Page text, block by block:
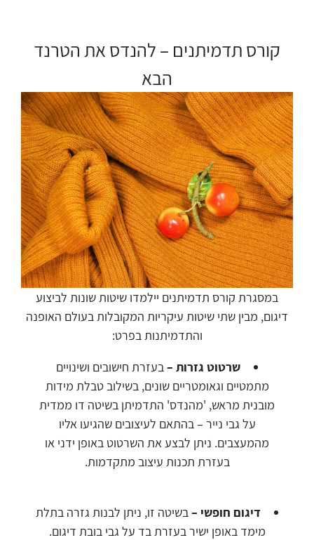
קורס תדמיתנים – להנדס את הטרנד
הבא
במסגרת קורס תדמיתנים יילמדו שיטות שונות לביצוע
דיגום, מבין שתי שיטות עיקריות המקובלות בעולם האופנה
והתדמיתנות בפרט:
שרטוט גזרות –בעזרת חישובים ושינויים
מתמטיים וגאומטריים שונים, בשילוב טבלת מידות
מובנית מראש, 'מהנדס' התדמיתן בשיטה דו ממדית
על גבי נייר – בהתאם לעיצובים שהגיעו אליו
מהמעצבים. ניתן לבצע את השרטוט באופן ידני או
בעזרת תכנות עיצוב מתקדמות.
דיגום חופשי –בשיטה זו, ניתן לבנות גזרה בתלת
מימד באופן ישיר בעזרת בד על גבי בובת דיגום.